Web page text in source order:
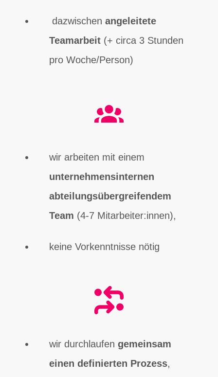
dazwischen angeleitete
Teamarbeit (+ circa 3 Stunden
pro Woche/Person)
wir arbeiten mit einem
unternehmensinternen
abteilungsübergreifendem
Team (4-7 Mitarbeiter:innen),
keine Vorkenntnisse nötig
wir durchlaufen gemeinsam
einen definierten Prozess,